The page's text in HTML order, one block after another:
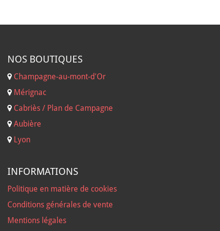
NOS BOUTIQUES
Champagne-au-mont-d'Or
Mérignac
Cabriès / Plan de Campagne
Aubière
Lyon
INFORMATIONS
Politique en matière de cookies
Conditions générales de vente
Mentions légales